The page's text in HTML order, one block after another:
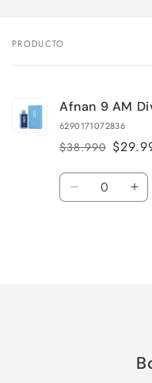
Tu
PRODUCTO
Afnan 9 AM
6290171072836
Precio
habitual
$38.990
Precio
de
oferta
Cantidad
Reducir